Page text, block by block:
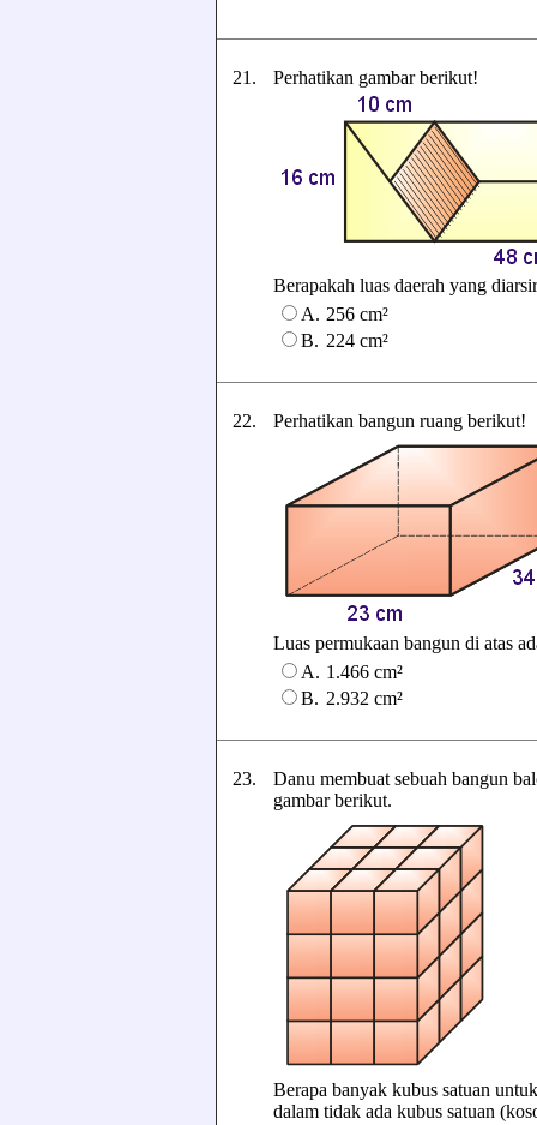
21. Perhatikan gambar berikut!
Berapakah luas daerah yang
A. 256 cm²
B. 224 cm²
22. Perhatikan bangun ruang berikut!
Luas permukaan bangun di atas
A. 1.466 cm²
B. 2.932 cm²
23.
Danu membuat sebuah bangun
gambar berikut.
Berapa banyak kubus satuan
dalam tidak ada kubus satuan